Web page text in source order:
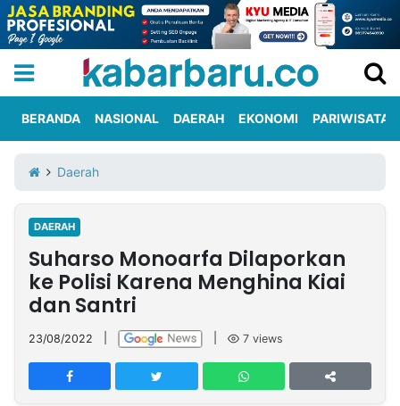
Iklan
Berita
Kami
Nasional
International
Olahraga
Entertainment
Daerah
Pariwisata
Kuliner
Kolom
Network
PT
TREETAN
BERANDA NASIONAL DAERAH EKONOMI PARIWISATA
Daerah
DAERAH
Suharso Monoarfa Dilaporkan
ke Polisi Karena Menghina Kiai
dan Santri
23/08/2022 7 views